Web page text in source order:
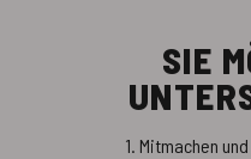
SIE
1. Mitmachen